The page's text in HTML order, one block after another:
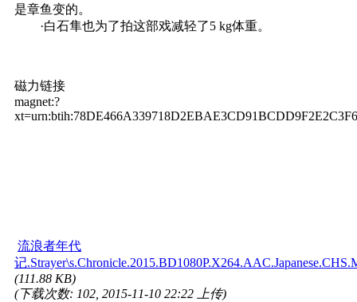
是章鱼变的。
·白石隼也为了拍这部戏减轻了5 kg体重。
磁力链接
magnet:?
流浪者年代
记
(111.88 KB)
(下载次数: 102, 2015-11-10 22:22 上传)